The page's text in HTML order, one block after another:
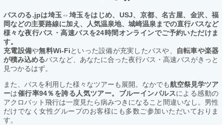
バスのる.jpは埼玉⇔埼玉をはじめ、USJ、京都、名古屋、金沢、福
岡などの主要路線に加え、人気温泉地、城崎温泉までの直行バスなど
様々な夜行バス・高速バスを24時間オンラインでご予約いただけま
す。
充電設備や無料Wi-Fiといった設備が充実したバスや、
自転車や楽器
が積み込めるバスなど、あなたに合った夜行バス・高速バスがきっと
見つかるはず。
また、バスを利用した様々なツアーも展開。なかでも航空祭見学ツア
ーは催行率94％を誇る人気ツアー。ブルーインパルスによる感動の
アクロバット飛行は一度見たら病みつきになること間違いなし。男性
だけでなく女性グループのお客様にも多数ご参加いただいておりま
す。